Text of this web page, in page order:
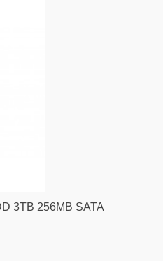
3TB 256MB SATA